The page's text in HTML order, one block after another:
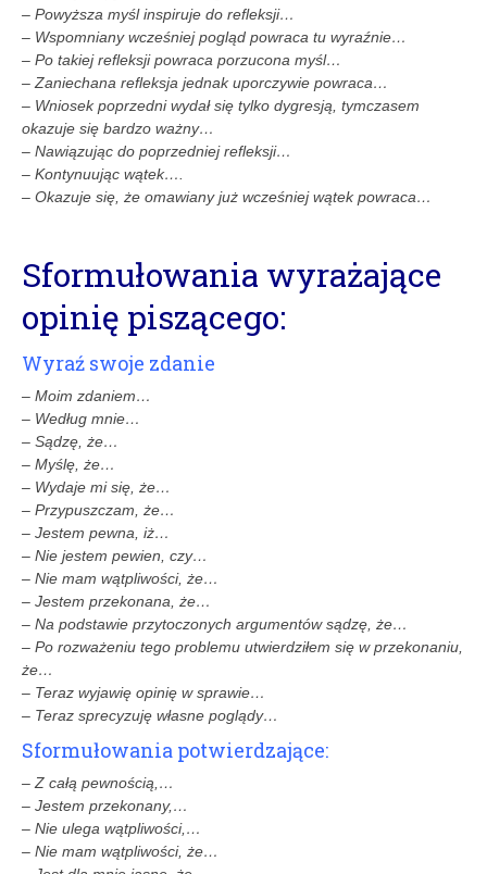
– Powyższa myśl inspiruje do refleksji…
– Wspomniany wcześniej pogląd powraca tu wyraźnie…
– Po takiej refleksji powraca porzucona myśl…
– Zaniechana refleksja jednak uporczywie powraca…
– Wniosek poprzedni wydał się tylko dygresją, tymczasem
okazuje się bardzo ważny…
– Nawiązując do poprzedniej refleksji…
– Kontynuując wątek….
– Okazuje się, że omawiany już wcześniej wątek powraca…
Sformułowania wyrażające
opinię piszącego:
Wyraź swoje zdanie
– Moim zdaniem…
– Według mnie…
– Sądzę, że…
– Myślę, że…
– Wydaje mi się, że…
– Przypuszczam, że…
– Jestem pewna, iż…
– Nie jestem pewien, czy…
– Nie mam wątpliwości, że…
– Jestem przekonana, że…
– Na podstawie przytoczonych argumentów sądzę, że…
– Po rozważeniu tego problemu utwierdziłem się w przekonaniu,
że…
– Teraz wyjawię opinię w sprawie…
– Teraz sprecyzuję własne poglądy…
Sformułowania potwierdzające:
– Z całą pewnością,…
– Jestem przekonany,…
– Nie ulega wątpliwości,…
– Nie mam wątpliwości, że…